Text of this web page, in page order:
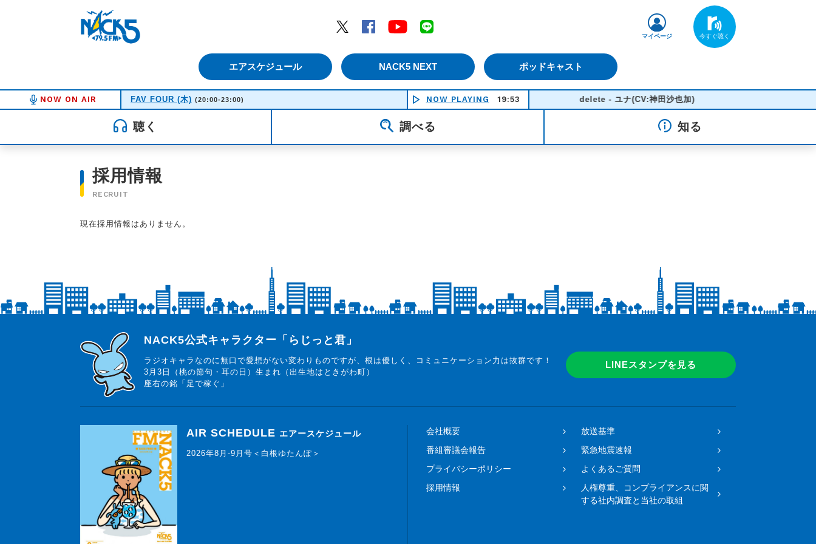
Twitter
Facebook YouTube
エアスケジュール NACK5 NEXT ポッドキャスト
マイページ
NOW ON AIR FAV FOUR (木) (20:00-23:00) NOW PLAYING 19:53 delete - ユナ(CV:神田沙也加)
聴く 調べる 知る
採用情報
RECRUIT
現在採用情報はありません。
らじっと君
NACK5公式キャラクター「らじっと君」
ラジオキャラなのに無口で愛想がない変わりものですが、根は優しく、コミュニケーション力は抜群です！
3月3日（桃の節句・耳の日）生まれ（出生地はときがわ町）
座右の銘「足で稼ぐ」
LINEスタンプを見る
AIR SCHEDULE エアースケジュール
2026年8月-9月号＜白根ゆたんぽ＞
会社概要
放送基準
番組審議会報告
緊急地震速報
プライバシーポリシー
よくあるご質問
採用情報
人権尊重、コンプライアンスに関
する社内調査と当社の取組